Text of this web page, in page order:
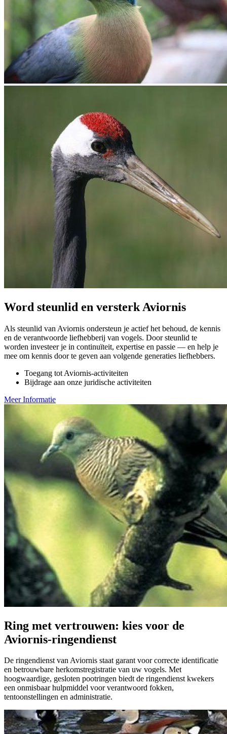
Word steunlid en versterk Aviornis
Als steunlid van Aviornis ondersteun je actief het behoud, de kennis
en de verantwoorde liefhebberij van vogels. Door steunlid te
worden investeer je in continuïteit, expertise en passie — en help je
mee om kennis door te geven aan volgende generaties liefhebbers.
Toegang tot Aviornis-activiteiten
Bijdrage aan onze juridische activiteiten
Meer Informatie
Ring met vertrouwen: kies voor de
Aviornis-ringendienst
De ringendienst van Aviornis staat garant voor correcte identificatie
en betrouwbare herkomstregistratie van uw vogels. Met
hoogwaardige, gesloten pootringen biedt de ringendienst kwekers
een onmisbaar hulpmiddel voor verantwoord fokken,
tentoonstellingen en administratie.